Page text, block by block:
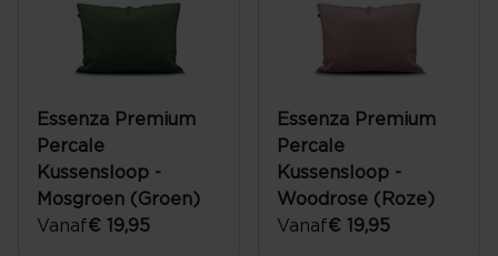
Essenza Premium
Percale
Kussensloop -
Mosgroen (Groen)
Vanaf€ 19,95
Essenza Premium
Percale
Kussensloop -
Woodrose (Roze)
Vanaf€ 19,95